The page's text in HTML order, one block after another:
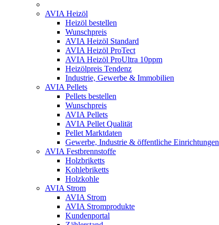
AVIA Heizöl
Heizöl bestellen
Wunschpreis
AVIA Heizöl Standard
AVIA Heizöl ProTect
AVIA Heizöl ProUltra 10ppm
Heizölpreis Tendenz
Industrie, Gewerbe & Immobilien
AVIA Pellets
Pellets bestellen
Wunschpreis
AVIA Pellets
AVIA Pellet Qualität
Pellet Marktdaten
Gewerbe, Industrie & öffentliche Einrichtungen
AVIA Festbrennstoffe
Holzbriketts
Kohlebriketts
Holzkohle
AVIA Strom
AVIA Strom
AVIA Stromprodukte
Kundenportal